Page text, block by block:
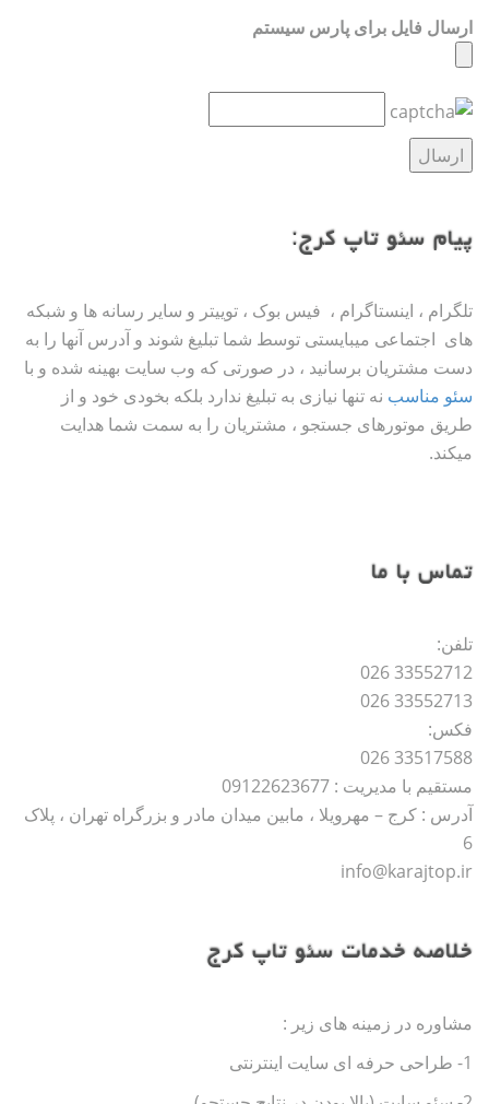
ارسال فایل برای پارس سیستم
پیام سئو تاپ کرج:
تلگرام ، اینستاگرام ، فیس بوک ، توییتر و سایر رسانه ها و شبکه
های اجتماعی میبایستی توسط شما تبلیغ شوند و آدرس آنها را به
دست مشتریان برسانید ، در صورتی که وب سایت بهینه شده و با
سئو مناسب نه تنها نیازی به تبلیغ ندارد بلکه بخودی خود و از
طریق موتورهای جستجو ، مشتریان را به سمت شما هدایت
میکند.
تماس با ما
تلفن:
33552712 026
33552713 026
فکس:
33517588 026
مستقیم با مدیریت : 09122623677
آدرس : کرج – مهرویلا ، مابین میدان مادر و بزرگراه تهران ، پلاک
6
info@karajtop.ir
خلاصه خدمات سئو تاپ کرج
مشاوره در زمینه های زیر :
1- طراحی حرفه ای سایت اینترنتی